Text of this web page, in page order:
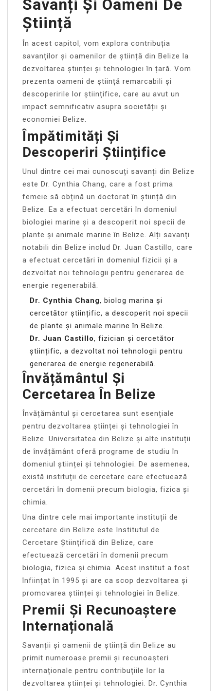
Savanți Și Oameni De
Știință
În acest capitol, vom explora contribuția
savanților și oamenilor de știință din Belize la
dezvoltarea științei și tehnologiei în țară. Vom
prezenta oameni de știință remarcabili și
descoperirile lor științifice, care au avut un
impact semnificativ asupra societății și
economiei Belize.
Împătimități Și
Descoperiri Științifice
Unul dintre cei mai cunoscuți savanți din Belize
este Dr. Cynthia Chang, care a fost prima
femeie să obțină un doctorat în știință din
Belize. Ea a efectuat cercetări în domeniul
biologiei marine și a descoperit noi specii de
plante și animale marine în Belize. Alți savanți
notabili din Belize includ Dr. Juan Castillo, care
a efectuat cercetări în domeniul fizicii și a
dezvoltat noi tehnologii pentru generarea de
energie regenerabilă.
Dr. Cynthia Chang, biolog marina și
cercetător științific, a descoperit noi specii
de plante și animale marine în Belize.
Dr. Juan Castillo, fizician și cercetător
științific, a dezvoltat noi tehnologii pentru
generarea de energie regenerabilă.
Învățământul Și
Cercetarea În Belize
Învățământul și cercetarea sunt esențiale
pentru dezvoltarea științei și tehnologiei în
Belize. Universitatea din Belize și alte instituții
de învățământ oferă programe de studiu în
domeniul științei și tehnologiei. De asemenea,
există instituții de cercetare care efectuează
cercetări în domenii precum biologia, fizica și
chimia.
Una dintre cele mai importante instituții de
cercetare din Belize este Institutul de
Cercetare Științifică din Belize, care
efectuează cercetări în domenii precum
biologia, fizica și chimia. Acest institut a fost
înființat în 1995 și are ca scop dezvoltarea și
promovarea științei și tehnologiei în Belize.
Premii Și Recunoaștere
Internațională
Savanții și oamenii de știință din Belize au
primit numeroase premii și recunoașteri
internaționale pentru contribuțiile lor la
dezvoltarea științei și tehnologiei. Dr. Cynthia